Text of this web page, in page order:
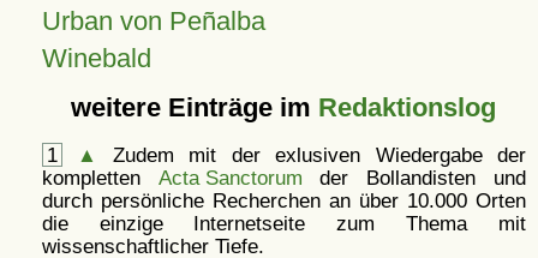
Urban von Peñalba
Winebald
weitere Einträge im Redaktionslog
1 ▲
Zudem mit der exlusiven Wiedergabe der
kompletten Acta Sanctorum der Bollandisten und
durch persönliche Recherchen an über 10.000 Orten
die einzige Internetseite zum Thema mit
wissenschaftlicher Tiefe.